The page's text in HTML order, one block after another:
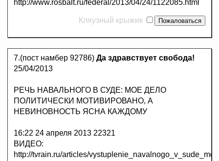
http://www.rosbalt.ru/federal/2013/04/24/1122085.html
Кляузный крыжик
7.(пост намбер 92786) Да здравствует свобода!
25/04/2013
РЕЧЬ НАВАЛЬНОГО В СУДЕ: МОЕ ДЕЛО
ПОЛИТИЧЕСКИ МОТИВИРОВАНО, А
НЕВИНОВНОСТЬ ЯСНА КАЖДОМУ
16:22 24 апреля 2013 22321
ВИДЕО:
http://tvrain.ru/articles/